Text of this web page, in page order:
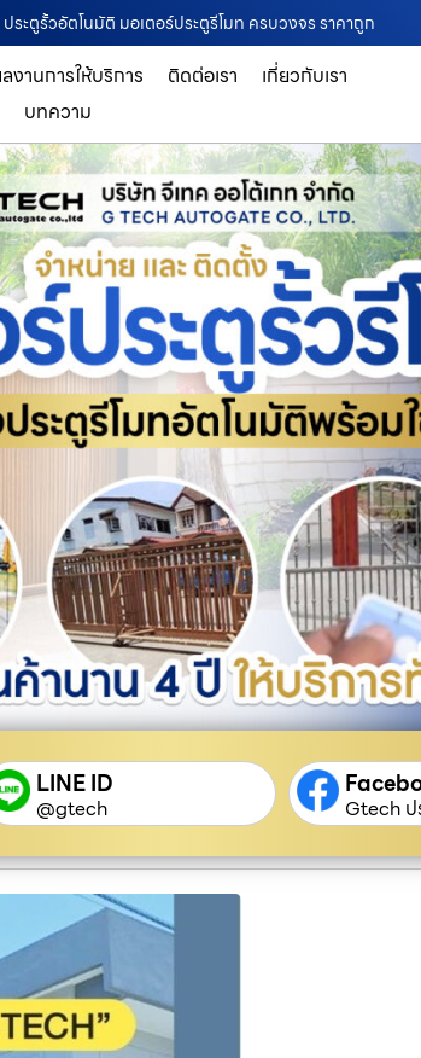
ตูรั้วอัตโนมัติ มอเตอร์ประตูรีโมท ครบวงจร ราคาถูก
งานการให้บริการ ติดต่อเรา
เกี่ยวกับเรา
บทความ
LINE ID
@gtech Gtech ป